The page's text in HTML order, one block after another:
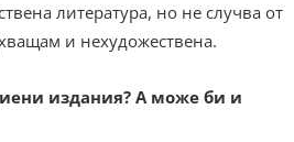
литература, но не случва от
и нехудожествена.
издания? А може би и